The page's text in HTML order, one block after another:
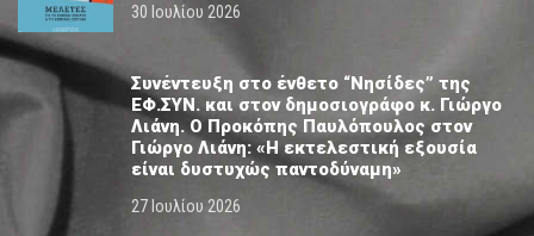
30 Ιουλίου 2026
Συνέντευξη στο ένθετο “Νησίδες” της
ΕΦ.ΣΥΝ. και στον δημοσιογράφο κ. Γιώργο
Λιάνη. Ο Προκόπης Παυλόπουλος στον
Γιώργο Λιάνη: «Η εκτελεστική εξουσία
είναι δυστυχώς παντοδύναμη»
27 Ιουλίου 2026